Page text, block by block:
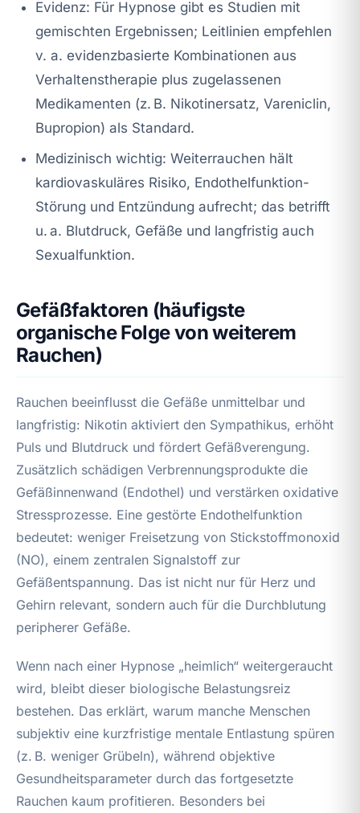
Evidenz: Für Hypnose gibt es Studien mit
gemischten Ergebnissen; Leitlinien empfehlen
v. a. evidenzbasierte Kombinationen aus
Verhaltenstherapie plus zugelassenen
Medikamenten (z. B. Nikotinersatz, Vareniclin,
Bupropion) als Standard.
Medizinisch wichtig: Weiterrauchen hält
kardiovaskuläres Risiko, Endothelfunktion-
Störung und Entzündung aufrecht; das betrifft
u. a. Blutdruck, Gefäße und langfristig auch
Sexualfunktion.
Gefäßfaktoren (häufigste
organische Folge von weiterem
Rauchen)
Rauchen beeinflusst die Gefäße unmittelbar und
langfristig: Nikotin aktiviert den Sympathikus, erhöht
Puls und Blutdruck und fördert Gefäßverengung.
Zusätzlich schädigen Verbrennungsprodukte die
Gefäßinnenwand (Endothel) und verstärken oxidative
Stressprozesse. Eine gestörte Endothelfunktion
bedeutet: weniger Freisetzung von Stickstoffmonoxid
(NO), einem zentralen Signalstoff zur
Gefäßentspannung. Das ist nicht nur für Herz und
Gehirn relevant, sondern auch für die Durchblutung
peripherer Gefäße.
Wenn nach einer Hypnose „heimlich“ weitergeraucht
wird, bleibt dieser biologische Belastungsreiz
bestehen. Das erklärt, warum manche Menschen
subjektiv eine kurzfristige mentale Entlastung spüren
(z. B. weniger Grübeln), während objektive
Gesundheitsparameter durch das fortgesetzte
Rauchen kaum profitieren. Besonders bei